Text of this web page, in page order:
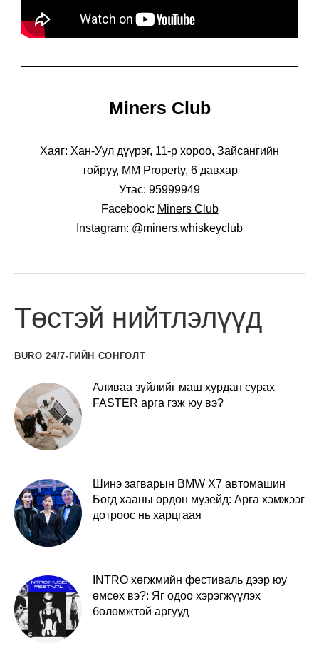
Miners Club
Хаяг: Хан-Уул дүүрэг, 11-р хороо, Зайсангийн
тойруу, MM Property, 6 давхар
Утас: 95999949
Facebook: Miners Club
Instagram: @miners.whiskeyclub
Төстэй нийтлэлүүд
BURO 24/7-ГИЙН СОНГОЛТ
Аливаа зүйлийг маш хурдан сурах
FASTER арга гэж юу вэ?
Шинэ загварын BMW X7 автомашин
Богд хааны ордон музейд: Арга хэмжээг
дотроос нь харцгаая
INTRO хөгжмийн фестиваль дээр юу
өмсөх вэ?: Яг одоо хэрэгжүүлэх
боломжтой аргууд